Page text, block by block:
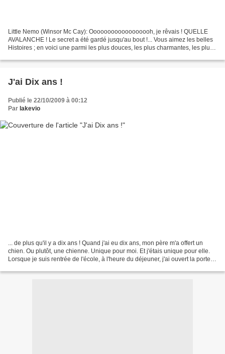
Little Nemo (Winsor Mc Cay): Oooooooooooooooooh, je rêvais ! QUELLE
AVALANCHE ! Le secret a été gardé jusqu'au bout !... Vous aimez les belles
Histoires ; en voici une parmi les plus douces, les plus charmantes, les plus
J'ai Dix ans !
Publié le 22/10/2009 à 00:12
Par lakevio
... de plus qu'il y a dix ans ! Quand j'ai eu dix ans, mon père m'a offert un
chien. Ou plutôt, une chienne. Unique pour moi. Et j'étais unique pour elle.
Lorsque je suis rentrée de l'école, à l'heure du déjeuner, j'ai ouvert la porte